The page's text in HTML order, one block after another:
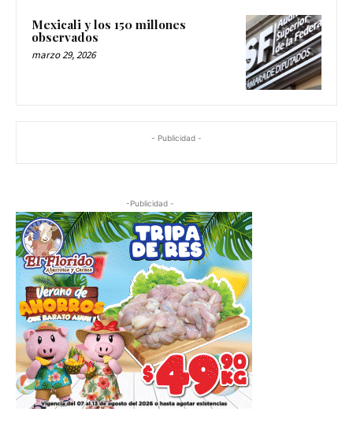
Mexicali y los 150 millones
observados
marzo 29, 2026
- Publicidad -
-Publicidad -